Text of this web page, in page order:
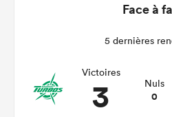
Face à
5 dernières
Victoires
3 Nuls
0